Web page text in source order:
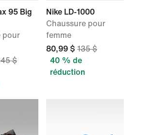
95 Big
pour
$
Nike LD-1000
Chaussure pour
femme
80,99 $ 135 $
40 % de
réduction